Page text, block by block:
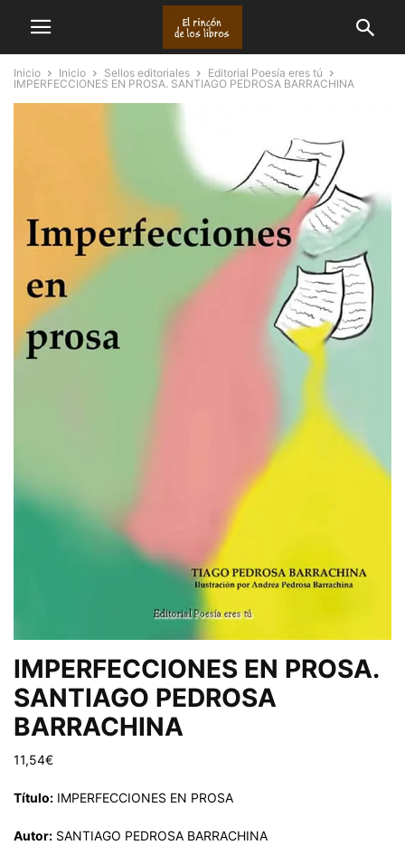
Inicio Inicio Sellos editoriales
Editorial Poesía eres tú
IMPERFECCIONES EN PROSA. SANTIAGO PEDROSA BARRACHINA
IMPERFECCIONES EN PROSA.
SANTIAGO PEDROSA
BARRACHINA
11,54€
Título: IMPERFECCIONES EN PROSA
Autor: SANTIAGO PEDROSA BARRACHINA